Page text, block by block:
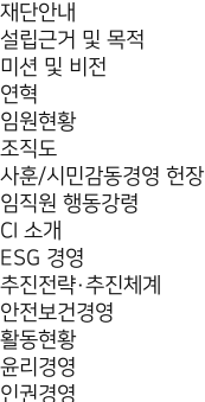
재단안내
설립근거 및 목적
미션 및 비전
연혁
임원현황
조직도
사훈/시민감동경영 헌장
임직원 행동강령
CI 소개
ESG 경영
추진전략·추진체계
안전보건경영
활동현황
윤리경영
인권경영